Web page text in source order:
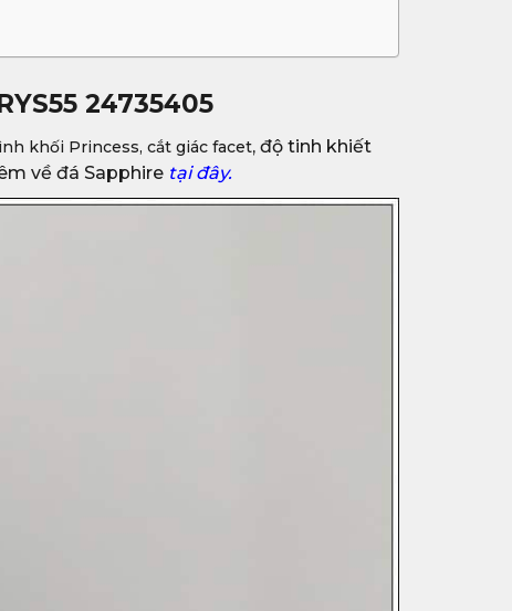
24735405
khối Princess, cắt giác facet, độ tinh khiết
về đá Sapphire tại đây.